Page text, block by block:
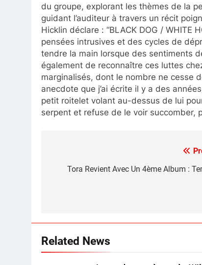
du groupe, explorant les thèmes de la
guidant l’auditeur à travers un récit
Hicklin déclare : “BLACK DOG / WHITE
pensées intrusives et des cycles de
tendre la main lorsque des sentiments
également de reconnaître ces luttes
marginalisés, dont le nombre ne cesse
anecdote que j’ai écrite il y a des
petit roitelet volant au-dessus de lui
serpent et refuse de le voir succomber,
navigation
Tora Revient Avec Un 4ème Album :
Related News